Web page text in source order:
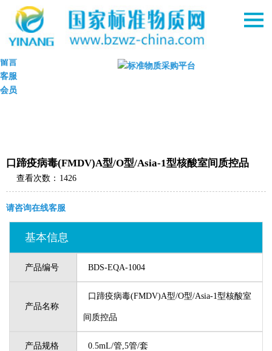
口蹄疫病毒(FMDV)A型/O型/Asia-1型核酸室间质控品
查看次数： 1426
请咨询在线客服
基本信息
产品编号 BDS-EQA-1004
产品名称
口蹄疫病毒(FMDV)A型/O型/Asia-1型核酸室
间质控品
产品规格 0.5mL/管,5管/套
购物车
留言
客服
会员